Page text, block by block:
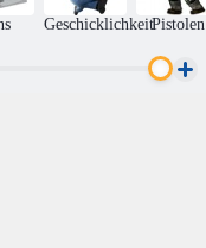
GeschicklichkeitPistolen